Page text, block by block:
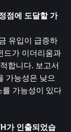
점에 도달할 가
유입이 급증하
드가 이더리움과
합니다. 보고서
가능성은 낮으
를 가능성이 있다
가 인출되었습